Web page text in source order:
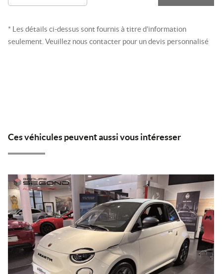
* Les détails ci-dessus sont fournis à titre d’information
seulement. Veuillez nous contacter pour un devis personnalisé
Ces véhicules peuvent aussi vous intéresser